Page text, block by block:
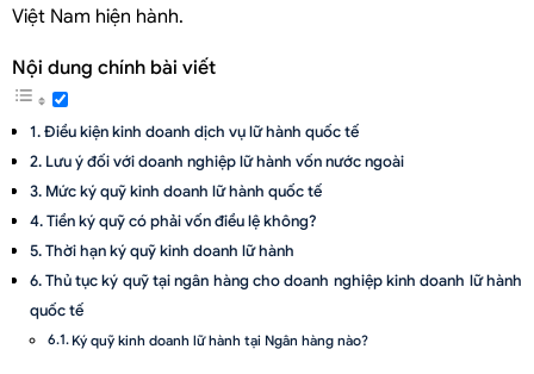
Việt Nam hiện hành.
Nội dung chính bài viết
Điều kiện kinh doanh dịch vụ lữ hành quốc tế
Lưu ý đối với doanh nghiệp lữ hành vốn nước ngoài
Mức ký quỹ kinh doanh lữ hành quốc tế
Tiền ký quỹ có phải vốn điều lệ không?
Thời hạn ký quỹ kinh doanh lữ hành
Thủ tục ký quỹ tại ngân hàng cho doanh nghiệp kinh doanh lữ hành
quốc tế
Ký quỹ kinh doanh lữ hành tại Ngân hàng nào?